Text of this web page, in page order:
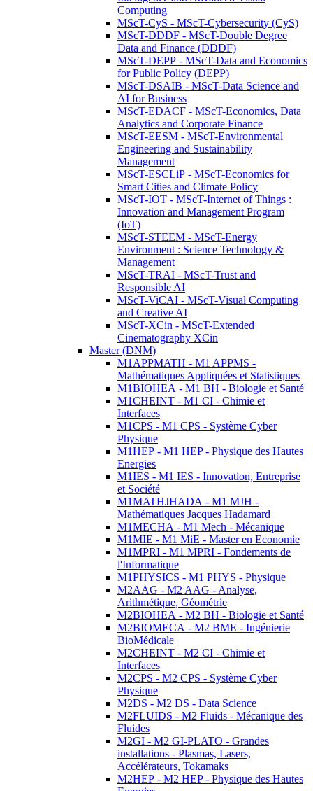
Computing
MScT-CyS - MScT-Cybersecurity (CyS)
MScT-DDDF - MScT-Double Degree
Data and Finance (DDDF)
MScT-DEPP - MScT-Data and Economics
for Public Policy (DEPP)
MScT-DSAIB - MScT-Data Science and
AI for Business
MScT-EDACF - MScT-Economics, Data
Analytics and Corporate Finance
MScT-EESM - MScT-Environmental
Engineering and Sustainability
Management
MScT-ESCLiP - MScT-Economics for
Smart Cities and Climate Policy
MScT-IOT - MScT-Internet of Things :
Innovation and Management Program
(IoT)
MScT-STEEM - MScT-Energy
Environment : Science Technology &
Management
MScT-TRAI - MScT-Trust and
Responsible AI
MScT-ViCAI - MScT-Visual Computing
and Creative AI
MScT-XCin - MScT-Extended
Cinematography XCin
Master (DNM)
M1APPMATH - M1 APPMS -
Mathématiques Appliquées et Statistiques
M1BIOHEA - M1 BH - Biologie et Santé
M1CHEINT - M1 CI - Chimie et
Interfaces
M1CPS - M1 CPS - Système Cyber
Physique
M1HEP - M1 HEP - Physique des Hautes
Energies
M1IES - M1 IES - Innovation, Entreprise
et Société
M1MATHJHADA - M1 MJH -
Mathématiques Jacques Hadamard
M1MECHA - M1 Mech - Mécanique
M1MIE - M1 MiE - Master en Economie
M1MPRI - M1 MPRI - Fondements de
l'Informatique
M1PHYSICS - M1 PHYS - Physique
M2AAG - M2 AAG - Analyse,
Arithmétique, Géométrie
M2BIOHEA - M2 BH - Biologie et Santé
M2BIOMECA - M2 BME - Ingénierie
BioMédicale
M2CHEINT - M2 CI - Chimie et
Interfaces
M2CPS - M2 CPS - Système Cyber
Physique
M2DS - M2 DS - Data Science
M2FLUIDS - M2 Fluids - Mécanique des
Fluides
M2GI - M2 GI-PLATO - Grandes
installations - Plasmas, Lasers,
Accélérateurs, Tokamaks
M2HEP - M2 HEP - Physique des Hautes